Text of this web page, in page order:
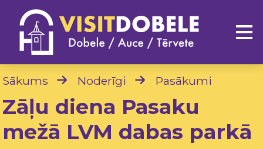
Sākums Noderīgi Pasākumi
Zāļu diena Pasaku
mežā LVM dabas parkā